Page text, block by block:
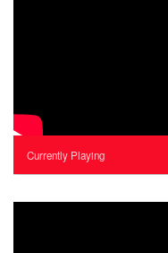
Currently Playing